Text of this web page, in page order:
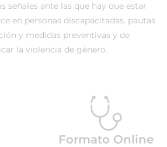
señales ante las que hay que estar
en personas discapacitadas, pautas
y medidas preventivas y de
la violencia de género.
Formato Online